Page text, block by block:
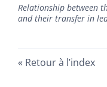
Relationship between
and their transfer in
Retour à l’index